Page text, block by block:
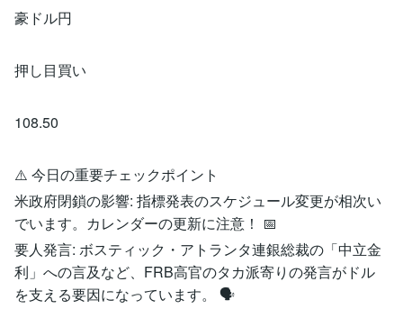
豪ドル円
押し目買い
108.50
⚠️ 今日の重要チェックポイント
​米政府閉鎖の影響: 指標発表のスケジュール変更が相次い
でいます。カレンダーの更新に注意！ 📅
​要人発言: ボスティック・アトランタ連銀総裁の「中立金
利」への言及など、FRB高官のタカ派寄りの発言がドル
を支える要因になっています。 🗣️